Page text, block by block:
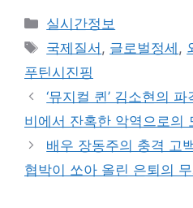
Categories
실시간정보
Tags
국제질서 , 글로벌정세 ,
푸틴시진핑
‘뮤지컬 퀸’ 김소현의
비에서 잔혹한 악역으로의
배우 장동주의 충격 고
협박이 쏘아 올린 은퇴의 무